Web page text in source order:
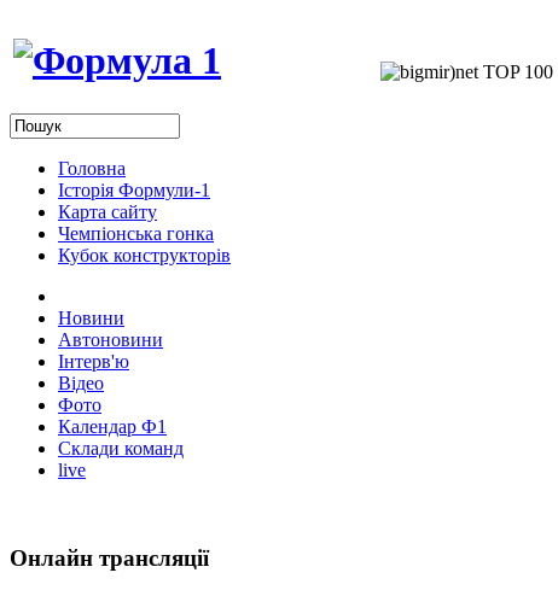
Головна
Історія Формули-1
Карта сайту
Чемпіонська гонка
Кубок конструкторів
Новини
Автоновини
Інтерв'ю
Відео
Фото
Календар Ф1
Склади команд
live
Онлайн трансляції